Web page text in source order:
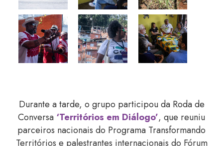
Durante a tarde, o grupo participou da Roda de
Conversa ‘Territórios em Diálogo’, que reuniu
parceiros nacionais do Programa Transformando
Territórios e palestrantes internacionais do Fórum